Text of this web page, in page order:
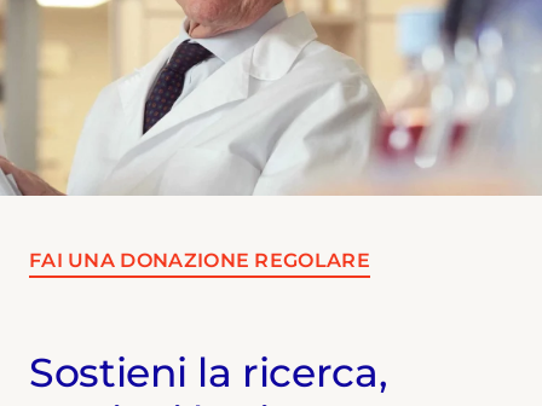
FAI UNA DONAZIONE REGOLARE
Sostieni la ricerca,